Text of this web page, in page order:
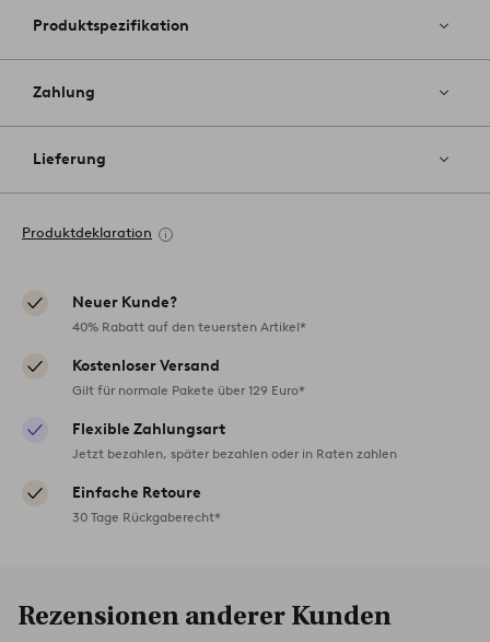
Produktspezifikation
Zahlung
Lieferung
Produktdeklaration
Neuer Kunde?
40% Rabatt auf den teuersten Artikel*
Kostenloser Versand
Gilt für normale Pakete über 129 Euro*
Flexible Zahlungsart
Jetzt bezahlen, später bezahlen oder in Raten zahlen
Einfache Retoure
30 Tage Rückgaberecht*
Rezensionen anderer Kunden